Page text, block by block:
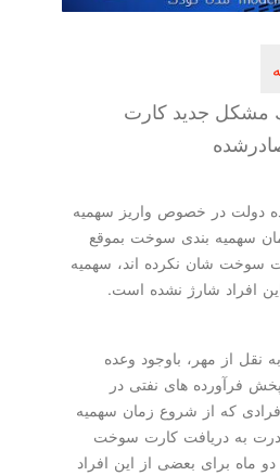
جدید كارت
در خصوص واریز سهمیه
بندی سوخت بموقع
شان نكرده اند، سهمیه
شارژ نشده است.
باوجود وعده
های نفتی در
از شروع زمان سهمیه
دریافت كارت سوخت
بعضی از این افراد